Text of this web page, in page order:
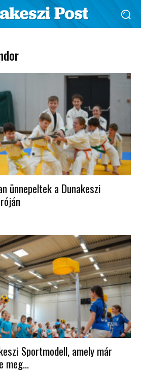
ünnepeltek a Dunakeszi
Sportmodell, amely már
meg...